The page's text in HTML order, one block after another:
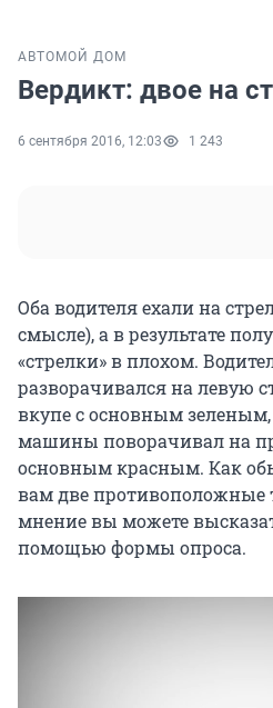
АВТО МОЙ ДОМ
Вердикт: двое на
6 сентября 2016, 12:03 1 243
Оба водителя ехали на
смысле), а в результате
«стрелки» в плохом.
разворачивался на левую
вкупе с основным
машины поворачивал на
основным красным. Как
вам две противоположные
мнение вы можете
помощью формы опроса.